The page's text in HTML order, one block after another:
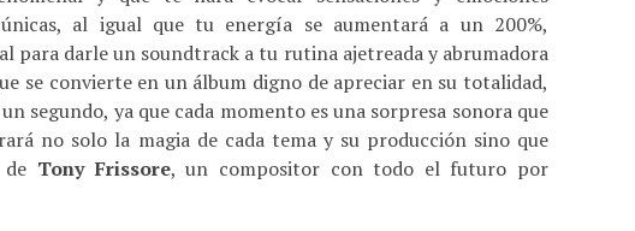
al igual que tu energía se aumentará a un 200%,
para darle un soundtrack a tu rutina ajetreada y abrumadora
se convierte en un álbum digno de apreciar en su totalidad,
segundo, ya que cada momento es una sorpresa sonora que
no solo la magia de cada tema y su producción sino que
Tony Frissore, un compositor con todo el futuro por